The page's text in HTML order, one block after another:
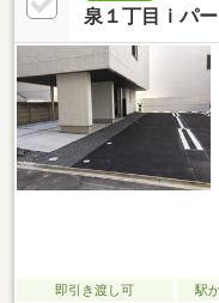
泉１丁目ｉパ
即引き渡し可 駅